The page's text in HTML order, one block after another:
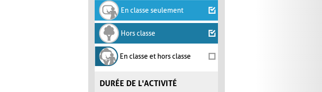
En classe seulement
Hors classe
En classe et hors classe
DURÉE DE L'ACTIVITÉ